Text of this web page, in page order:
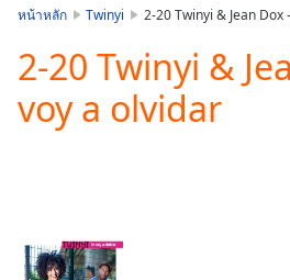
Play
Video
Play
Current
Time0:00
หน้าหลัก Twinyi 2-20 Twinyi & Jean Dox
2-20 Twinyi &
voy a olvidar